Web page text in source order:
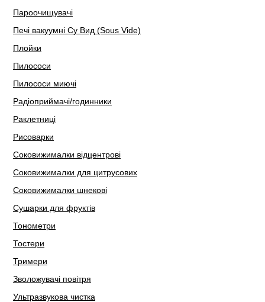
Пароочищувачі
Печі вакуумні Су Вид (Sous Vide)
Плойки
Пилососи
Пилососи миючі
Радіоприймачі/годинники
Раклетниці
Рисоварки
Соковижималки відцентрові
Соковижималки для цитрусових
Соковижималки шнекові
Сушарки для фруктів
Тонометри
Тостери
Тримери
Зволожувачі повітря
Ультразвукова чистка